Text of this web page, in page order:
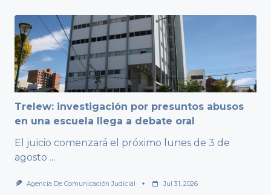
Trelew: investigación por presuntos abusos
en una escuela llega a debate oral
El juicio comenzará el próximo lunes de 3 de
agosto ...
Agencia De Comunicación Judicial Jul 31, 2026